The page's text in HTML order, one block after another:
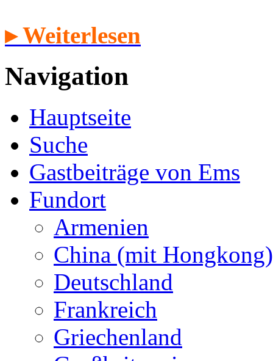
▸ Weiterlesen
Navigation
Hauptseite
Suche
Gastbeiträge von Ems
Fundort
Armenien
China (mit Hongkong)
Deutschland
Frankreich
Griechenland